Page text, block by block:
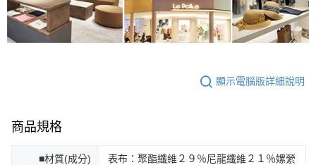
顯示電腦版詳細說明
商品規格
■材質(成分)
表布：聚酯纖維２９％尼龍纖維２１％嫘縈